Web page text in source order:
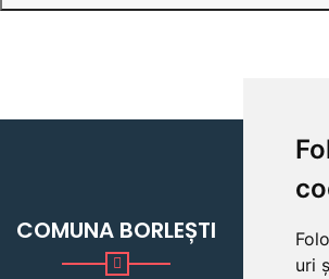
uri
COMUNA BORLEȘTI